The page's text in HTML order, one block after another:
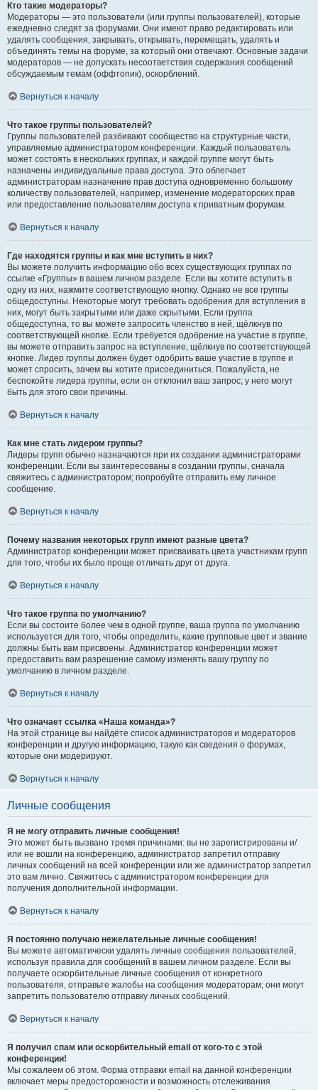
Кто такие модераторы?
Модераторы — это пользователи (или группы пользователей), которые
ежедневно следят за форумами. Они имеют право редактировать или
удалять сообщения, закрывать, открывать, перемещать, удалять и
объединять темы на форуме, за который они отвечают. Основные задачи
модераторов — не допускать несоответствия содержания сообщений
обсуждаемым темам (оффтопик), оскорблений.
Вернуться к началу
Что такое группы пользователей?
Группы пользователей разбивают сообщество на структурные части,
управляемые администратором конференции. Каждый пользователь
может состоять в нескольких группах, и каждой группе могут быть
назначены индивидуальные права доступа. Это облегчает
администраторам назначение прав доступа одновременно большому
количеству пользователей, например, изменение модераторских прав
или предоставление пользователям доступа к приватным форумам.
Вернуться к началу
Где находятся группы и как мне вступить в них?
Вы можете получить информацию обо всех существующих группах по
ссылке «Группы» в вашем личном разделе. Если вы хотите вступить в
одну из них, нажмите соответствующую кнопку. Однако не все группы
общедоступны. Некоторые могут требовать одобрения для вступления в
них, могут быть закрытыми или даже скрытыми. Если группа
общедоступна, то вы можете запросить членство в ней, щёлкнув по
соответствующей кнопке. Если требуется одобрение на участие в группе,
вы можете отправить запрос на вступление, щёлкнув по соответствующей
кнопке. Лидер группы должен будет одобрить ваше участие в группе и
может спросить, зачем вы хотите присоединиться. Пожалуйста, не
беспокойте лидера группы, если он отклонил ваш запрос; у него могут
быть для этого свои причины.
Вернуться к началу
Как мне стать лидером группы?
Лидеры групп обычно назначаются при их создании администраторами
конференции. Если вы заинтересованы в создании группы, сначала
свяжитесь с администратором; попробуйте отправить ему личное
сообщение.
Вернуться к началу
Почему названия некоторых групп имеют разные цвета?
Администратор конференции может присваивать цвета участникам групп
для того, чтобы их было проще отличать друг от друга.
Вернуться к началу
Что такое группа по умолчанию?
Если вы состоите более чем в одной группе, ваша группа по умолчанию
используется для того, чтобы определить, какие групповые цвет и звание
должны быть вам присвоены. Администратор конференции может
предоставить вам разрешение самому изменять вашу группу по
умолчанию в личном разделе.
Вернуться к началу
Что означает ссылка «Наша команда»?
На этой странице вы найдёте список администраторов и модераторов
конференции и другую информацию, такую как сведения о форумах,
которые они модерируют.
Вернуться к началу
Личные сообщения
Я не могу отправить личные сообщения!
Это может быть вызвано тремя причинами: вы не зарегистрированы и/
или не вошли на конференцию, администратор запретил отправку
личных сообщений на всей конференции или же администратор запретил
это вам лично. Свяжитесь с администратором конференции для
получения дополнительной информации.
Вернуться к началу
Я постоянно получаю нежелательные личные сообщения!
Вы можете автоматически удалять личные сообщения пользователей,
используя правила для сообщений в вашем личном разделе. Если вы
получаете оскорбительные личные сообщения от конкретного
пользователя, отправьте жалобы на сообщения модераторам; они могут
запретить пользователю отправку личных сообщений.
Вернуться к началу
Я получил спам или оскорбительный email от кого-то с этой
конференции!
Мы сожалеем об этом. Форма отправки email на данной конференции
включает меры предосторожности и возможность отслеживания